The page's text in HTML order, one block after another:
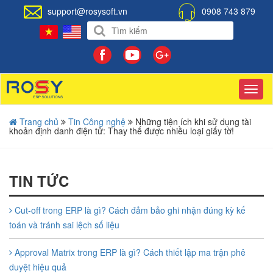
support@rosysoft.vn 0908 743 879
Trang chủ
Tin Công nghệ Những tiện ích khi sử dụng tài
khoản định danh điện tử: Thay thế được nhiều loại giấy tờ!
TIN TỨC
Cut-off trong ERP là gì? Cách đảm bảo ghi nhận đúng kỳ kế
toán và tránh sai lệch số liệu
Approval Matrix trong ERP là gì? Cách thiết lập ma trận phê
duyệt hiệu quả